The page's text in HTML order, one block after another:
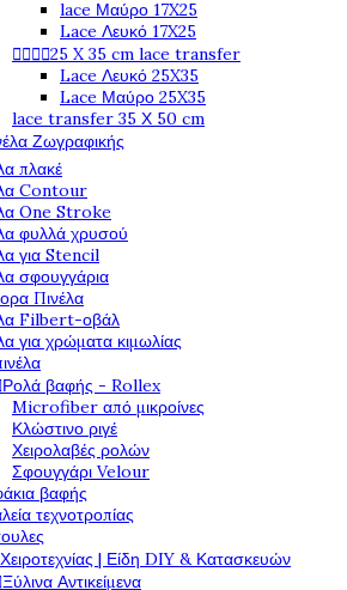
lace Μαύρο 17X25
Lace Λευκό 17X25
25 X 35 cm lace transfer
Lace Λευκό 25X35
Lace Μαύρο 25X35
lace transfer 35 Χ 50 cm
Ζωγραφικής
πλακέ
Contour
One Stroke
φυλλά χρυσού
για Stencil
σφουγγάρια
Πινέλα
Filbert-οβάλ
για χρώματα κιμωλίας
Ρολά βαφής - Rollex
Microfiber από μικροίνες
Κλώστινο ριγέ
Χειρολαβές ρολών
Σφουγγάρι Velour
βαφής
τεχνοτροπίας
| Είδη DIY & Κατασκευών
Ξύλινα Αντικείμενα